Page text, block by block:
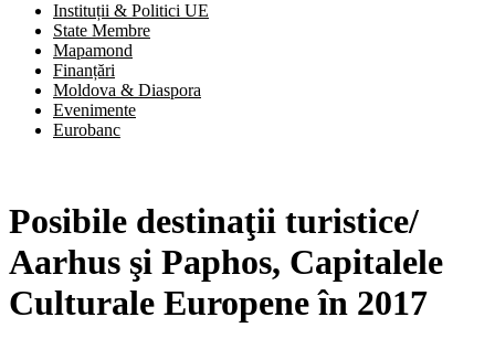
Instituții & Politici UE
State Membre
Mapamond
Finanțări
Moldova & Diaspora
Evenimente
Eurobanc
Posibile destinaţii turistice/
Aarhus şi Paphos, Capitalele
Culturale Europene în 2017